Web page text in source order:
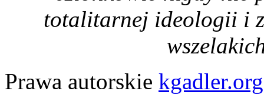
totalitarnej ideologii i
Prawa autorskie kgadler.org